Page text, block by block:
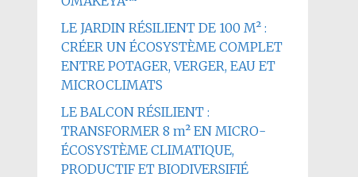
LE JARDIN RÉSILIENT DE 100 M² :
CRÉER UN ÉCOSYSTÈME COMPLET
ENTRE POTAGER, VERGER, EAU ET
MICROCLIMATS
LE BALCON RÉSILIENT :
TRANSFORMER 8 m² EN MICRO-
ÉCOSYSTÈME CLIMATIQUE,
PRODUCTIF ET BIODIVERSIFIÉ